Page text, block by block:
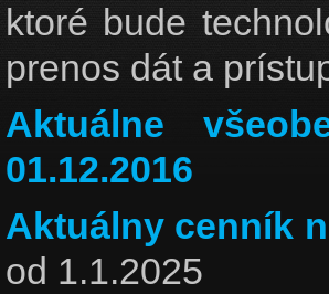
ktoré bude
prenos dát a
Aktuálne
01.12.2016
Aktuálny cenník
od 1.1.2025